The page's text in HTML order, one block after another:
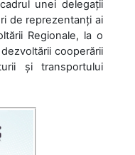
unei delegații
de reprezentanți ai
Regionale, la o
cooperării
și transportului